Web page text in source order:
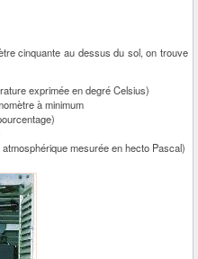
cinquante au dessus du sol, on trouve
exprimée en degré Celsius)
à minimum
mesurée en hecto Pascal)